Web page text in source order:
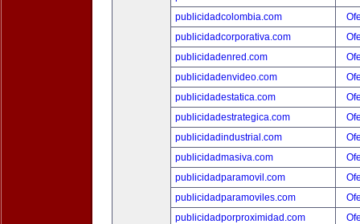
publicidadcolombia.com
publicidadcorporativa.com
publicidadenred.com
publicidadenvideo.com
publicidadestatica.com
publicidadestrategica.com
publicidadindustrial.com
publicidadmasiva.com
publicidadparamovil.com
publicidadparamoviles.com
publicidadporproximidad.com